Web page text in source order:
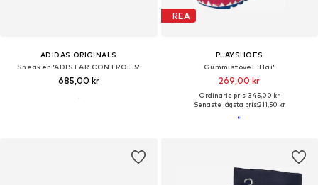
ADIDAS ORIGINALS
Sneaker 'ADISTAR CONTROL 5'
685,00 kr
REA
PLAYSHOES
Gummistövel 'Hai'
269,00 kr
Ordinarie pris: 345,00 kr
Senaste lägsta pris:211,50 kr